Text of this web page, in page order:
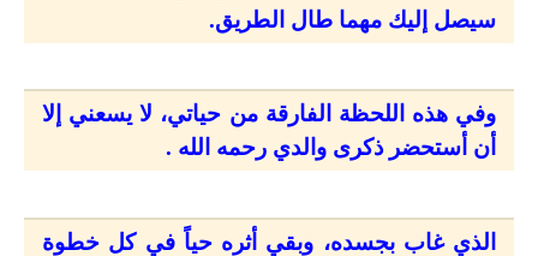
سيصل إليك مهما طال الطريق.
وفي هذه اللحظة الفارقة من حياتي، لا يسعني إلا
أن أستحضر ذكرى والدي رحمه الله .
الذي غاب بجسده، وبقي أثره حياً في كل خطوة